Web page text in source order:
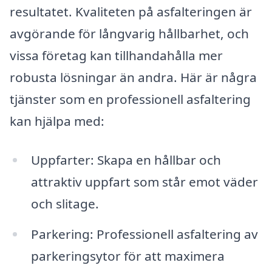
resultatet. Kvaliteten på asfalteringen är
avgörande för långvarig hållbarhet, och
vissa företag kan tillhandahålla mer
robusta lösningar än andra. Här är några
tjänster som en professionell asfaltering
kan hjälpa med:
Uppfarter: Skapa en hållbar och
attraktiv uppfart som står emot väder
och slitage.
Parkering: Professionell asfaltering av
parkeringsytor för att maximera